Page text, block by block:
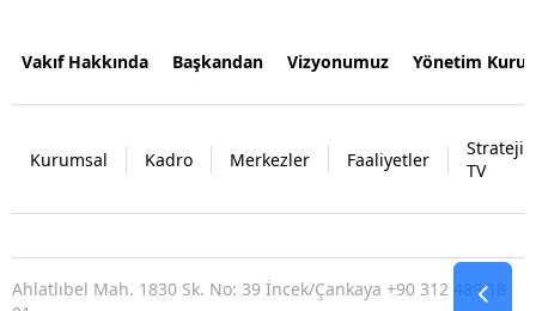
Vakıf Hakkında Başkandan Vizyonumuz Yönetim
Kurumsal Kadro Merkezler Faaliyetler
Strateji
TV
Ahlatlıbel Mah. 1830 Sk. No: 39 İncek/Çankaya +90 312 489 18